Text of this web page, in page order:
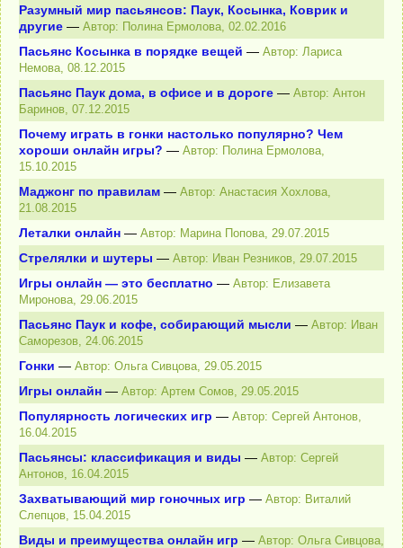
Разумный мир пасьянсов: Паук, Косынка, Коврик и
другие — Автор: Полина Ермолова, 02.02.2016
Пасьянс Косынка в порядке вещей — Автор: Лариса
Немова, 08.12.2015
Пасьянс Паук дома, в офисе и в дороге — Автор: Антон
Баринов, 07.12.2015
Почему играть в гонки настолько популярно? Чем
хороши онлайн игры? — Автор: Полина Ермолова,
15.10.2015
Маджонг по правилам — Автор: Анастасия Хохлова,
21.08.2015
Леталки онлайн — Автор: Марина Попова, 29.07.2015
Стрелялки и шутеры — Автор: Иван Резников, 29.07.2015
Игры онлайн — это бесплатно — Автор: Елизавета
Миронова, 29.06.2015
Пасьянс Паук и кофе, собирающий мысли — Автор: Иван
Саморезов, 24.06.2015
Гонки — Автор: Ольга Сивцова, 29.05.2015
Игры онлайн — Автор: Артем Сомов, 29.05.2015
Популярность логических игр — Автор: Сергей Антонов,
16.04.2015
Пасьянсы: классификация и виды — Автор: Сергей
Антонов, 16.04.2015
Захватывающий мир гоночных игр — Автор: Виталий
Слепцов, 15.04.2015
Виды и преимущества онлайн игр — Автор: Ольга Сивцова,